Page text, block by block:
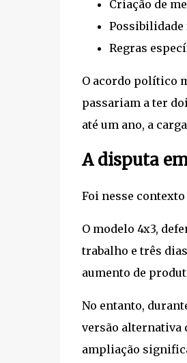
Criação de
Possibilidade
Regras
O acordo político
passariam a ter
até um ano, a
A disputa
Foi nesse
O modelo 4x3,
trabalho e três
aumento de
No entanto,
versão alternativa
ampliação